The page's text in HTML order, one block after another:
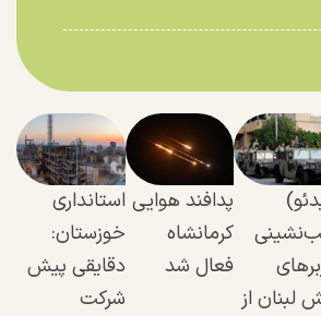
لبنان از
پدافند هوایی
کرمانشاه
فعال شد
استانداری
خوزستان:
دقایقی پیش
شرکت